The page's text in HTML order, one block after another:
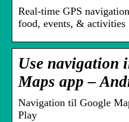
Real-time GPS
food, events, & activities
Use navigation
Maps app –
Navigation til Google
Play